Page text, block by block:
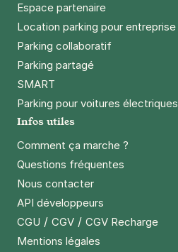
Espace partenaire
Location parking pour entreprise
Parking collaboratif
Parking partagé
SMART
Parking pour voitures électriques
Infos utiles
Comment ça marche ?
Questions fréquentes
Nous contacter
API développeurs
CGU / CGV / CGV Recharge
Mentions légales